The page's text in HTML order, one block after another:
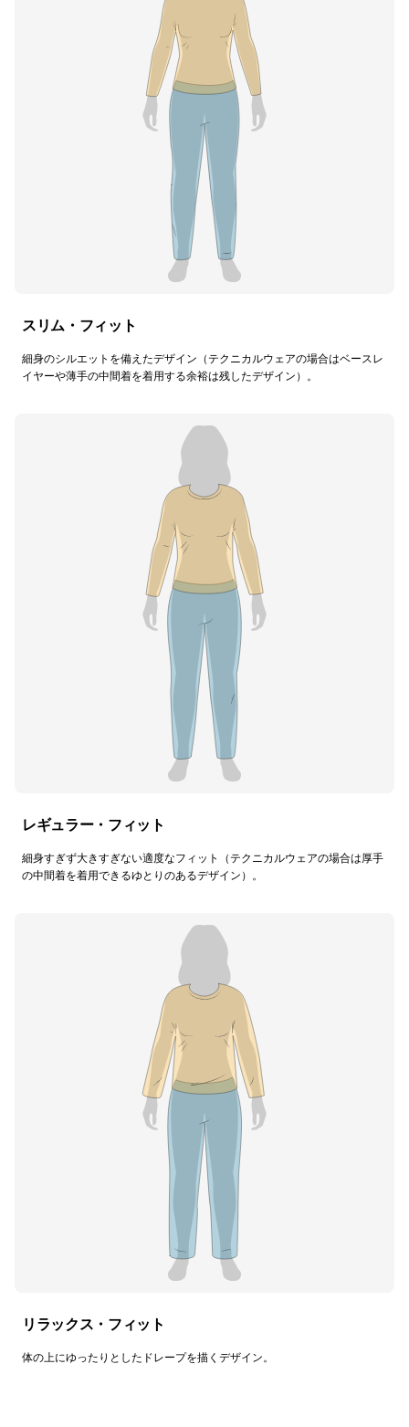
スリム・フィット
細身のシルエットを備えたデザイン（テクニカルウェアの場合はベースレ
イヤーや薄手の中間着を着用する余裕は残したデザイン）。
レギュラー・フィット
細身すぎず大きすぎない適度なフィット（テクニカルウェアの場合は厚手
の中間着を着用できるゆとりのあるデザイン）。
リラックス・フィット
体の上にゆったりとしたドレープを描くデザイン。